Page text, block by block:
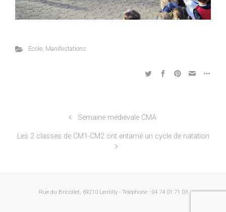
Ecole, Manifestations
Semaine médiévale CMA
Les 2 classes de CM1-CM2 ont entamé un cycle de natation
Rue du Bricollet, 69210 Lentilly - Téléphone : 04 74 01 71 03